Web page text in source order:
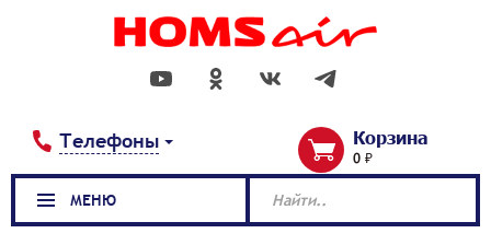
Телефоны Корзина
0 ₽
МЕНЮ Найти..